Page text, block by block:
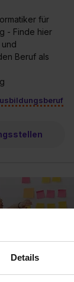
Details
für
- Finde hier
Beruf als